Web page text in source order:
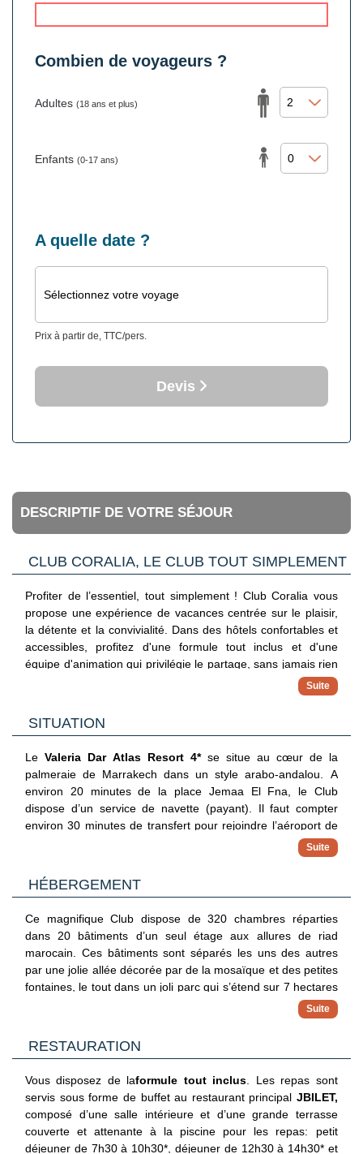
Combien de voyageurs ?
Adultes (18 ans et plus)
Enfants (0-17 ans)
A quelle date ?
Sélectionnez votre voyage
Prix à partir de, TTC/pers.
Devis
DESCRIPTIF DE VOTRE SÉJOUR
CLUB CORALIA, LE CLUB TOUT SIMPLEMENT
Profiter de l’essentiel, tout simplement ! Club Coralia vous
propose une expérience de vacances centrée sur le plaisir,
la détente et la convivialité. Dans des hôtels confortables et
accessibles, profitez d'une formule tout inclus et d'une
équipe d'animation qui privilégie le partage, sans jamais rien
imposer. Avec ce concept, vous vivez vos vacances à votre
Séjournez dans des adresses sélectionnées pour leur
confort, leur situation et leur bon rapport qualité/prix
✓ Formule tout inclus
Maîtrisez votre budget avec une offre complète incluant vols,
hôtel, restauration, boissons et animation pour un séjour
sans surprise
Vivez l’esprit club avec une équipe Coralia qui rythme vos
journées : sport, jeux, apéritifs et soirées pour une ambiance
conviviale
✓ Activités & expériences fun
Retrouvez les incontournables du club et testez des activités
originales :
• Animations sportives : fitness, aquagym, marche sportive,
beach-volley, pétanque...
• Activités culturelles : cours de cuisine locale et de cocktail,
apprentissage de la langue locale, cours de danse locale,
• Activités insolites : lancer de hache, spikeball, stand-up
• Soirées festives et spectacles : Sunset Cocktail, apéritif
dégustation de produits locaux, spectacle folklorique, White
Party, soirée Casino, cinéma en plein air
Offrez à vos enfants des espaces et activités dédiés par
tranches d’âge, pour s’amuser en toute sécurité
• Coralia Kids Club : 2 Kids Club (4 à 7 ans / 8 à 12 ans) et 1
Club Ado (à partir de 13 ans)
• Coco, la mascotte du club, pour des moments ludiques et
inoubliables avec les enfants
✓ Flexibilité & liberté
SITUATION
Le Valeria Dar Atlas Resort 4*se situe au cœur de la
palmeraie de Marrakech dans un style arabo-andalou. A
environ 20 minutes de la place Jemaa El Fna, le Club
dispose d’un service de navette (payant). Il faut compter
environ 30 minutes de transfert pour rejoindre l’aéroport de
L'aquaparc Palmiya, compris dans formule tout inclus, situé
à côté du Club, est un véritable plus pour les familles (ouvert
HÉBERGEMENT
Ce magnifique Club dispose de 320 chambres réparties
dans 20 bâtiments d’un seul étage aux allures de riad
marocain. Ces bâtiments sont séparés les uns des autres
par une jolie allée décorée par de la mosaïque et des petites
fontaines le tout dans un joli parc qui s’étend sur 7 hectares
bordé de rosiers, d’oliviers, de palmiers, d’autres plantes d’ici
Chambre simple(35 m² : 1 adulte)
Chambre double(35 m² : jusqu’à 3 adultes)
Chambre triple (35 m² : jusqu’à 3 adultes)
Chambre quadruple (45 m² : jusqu’à 4 adultes)
RESTAURATION
Vous disposez de laformule tout inclus . Les repas sont
servis sous forme de buffet au restaurant principal JBILET,
composé d’une salle intérieure et d’une grande terrasse
couverte et attenante à la piscine pour les repas: petit
déjeuner de 7h30 à 10h30*, déjeuner de 12h30 à 14h30* et